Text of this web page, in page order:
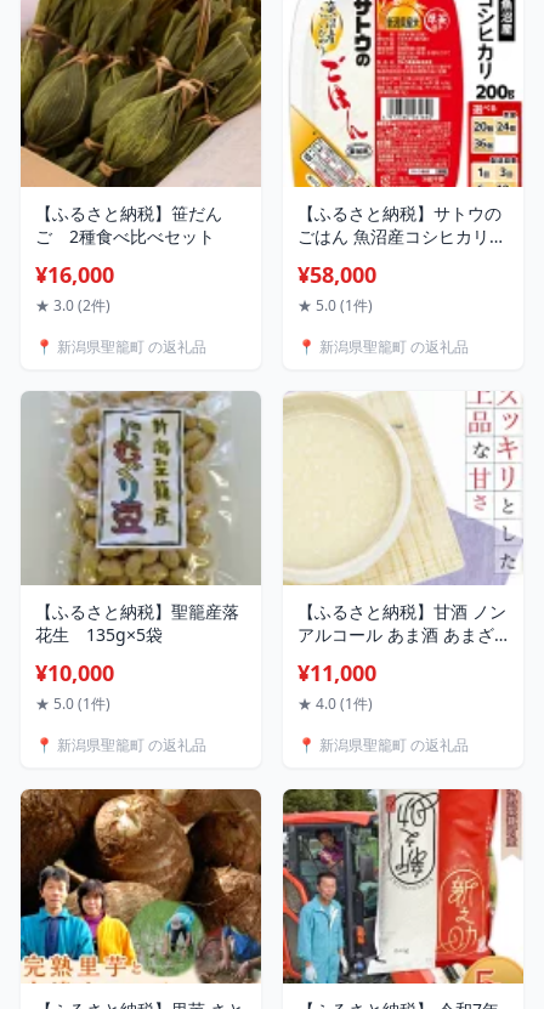
【ふるさと納税】笹だん
ご 2種食べ比べセット
¥16,000
★ 3.0 (2件)
📍 新潟県聖籠町 の返礼品
【ふるさと納税】サトウの
ごはん 魚沼産コシヒカリ
200g×36個 配送回数 1回 3
回 6回 12回 定期便 3ヶ月 6
さとうのごはん パックご飯
国産 米 レンジ 簡単 便利 保
存食 備蓄 ローリングスト
¥58,000
★ 5.0 (1件)
📍 新潟県聖籠町 の返礼品
【ふるさと納税】聖籠産落
花生 135g×5袋
¥10,000
★ 5.0 (1件)
📍 新潟県聖籠町 の返礼品
【ふるさと納税】甘酒 ノン
アルコール あま酒 あまざ
新潟県産米こうじだけで作
った糀ふんわり甘酒 無添
タイプ400g×5個セット＞
¥11,000
★ 4.0 (1件)
📍 新潟県聖籠町 の返礼品